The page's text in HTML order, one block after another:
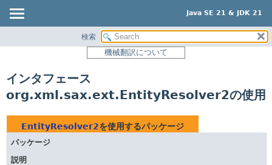
Java SE 21 & JDK 21
パッケージ
クラス
使用
ツリー
検索
機械翻訳について
インタフェース
org.xml.sax.ext.EntityResolver2の使用
EntityResolver2を使用するパッケージ
パッケージ
説明